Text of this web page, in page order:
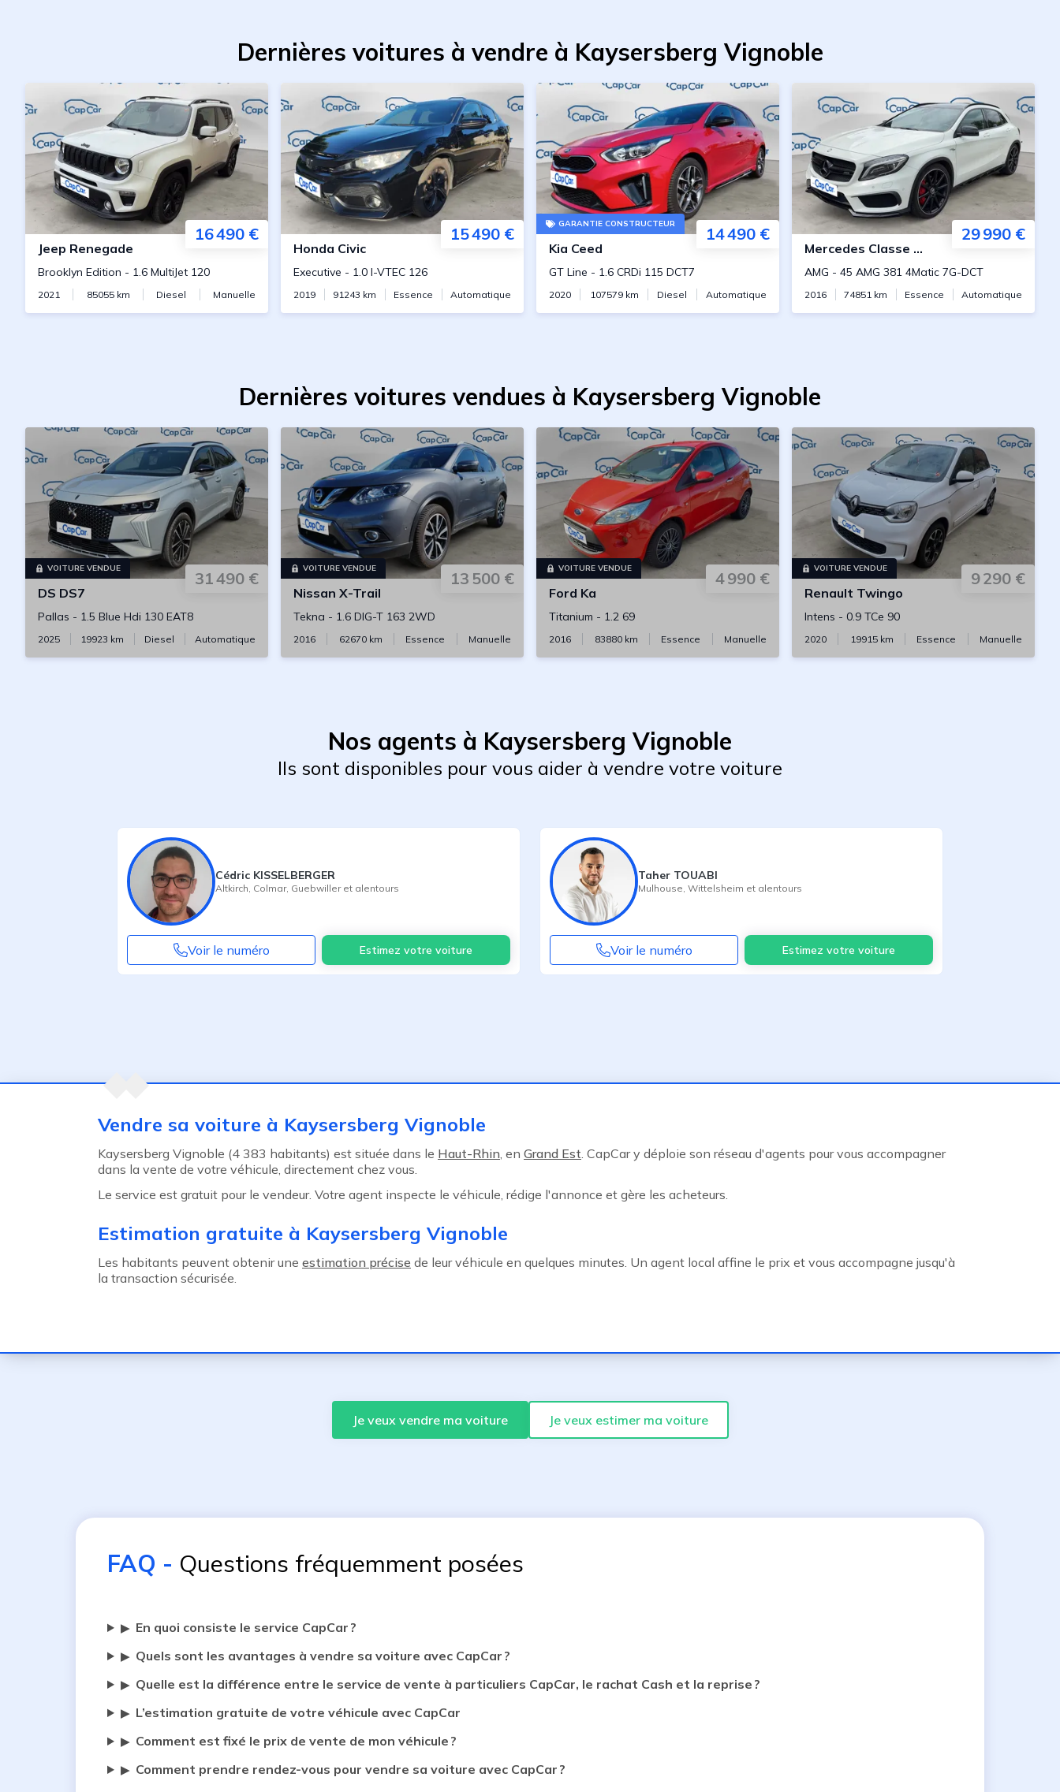
Dernières voitures à vendre à Kaysersberg Vignoble
16 490 €
Jeep Renegade
Brooklyn Edition - 1.6 MultiJet 120
2021 85055km Diesel Manuelle
15 490 €
Honda Civic
Executive - 1.0 I-VTEC 126
2019 91243 km Essence Automatique
GARANTIE CONSTRUCTEUR
14 490 €
Kia Ceed
GT Line - 1.6 CRDi 115 DCT7
2020 107579km Diesel Automatique
29 990 €
Mercedes Classe GLA AMG
AMG - 45 AMG 381 4Matic 7G-DCT
2016 74851 km Essence Automatique
Dernières voitures vendues à Kaysersberg Vignoble
VOITURE VENDUE
31 490 €
DS DS7
Pallas - 1.5 Blue Hdi 130 EAT8
2025 19923 km Diesel Automatique
VOITURE VENDUE
13 500 €
Nissan X-Trail
Tekna - 1.6 DIG-T 163 2WD
2016 62670km Essence Manuelle
VOITURE VENDUE
4 990 €
Ford Ka
Titanium - 1.2 69
2016 83880km Essence Manuelle
VOITURE VENDUE
9 290 €
Renault Twingo
Intens - 0.9 TCe 90
2020 19915km Essence Manuelle
Nos agents à Kaysersberg Vignoble
Ils sont disponibles pour vous aider à vendre votre voiture
Cédric KISSELBERGER
Altkirch Colmar, Guebwilleret alentours
Voir le numéro Estimez votre voiture
Taher TOUABI
Mulhouse Wittelsheim et alentours
Voir le numéro Estimez votre voiture
Agent précédentVendre sa voiture à Kaysersberg Vignoble
Kaysersberg Vignoble (4 383 habitants) est située dans le Haut-Rhin, en Grand Est. CapCar y déploie son réseau d'agents pour vous accompagner
dans la vente de votre véhicule, directement chez vous.
Le service est gratuit pour le vendeur. Votre agent inspecte le véhicule, rédige l'annonce et gère les acheteurs.
Estimation gratuite à Kaysersberg Vignoble
Les habitants peuvent obtenir une estimation précise de leur véhicule en quelques minutes. Un agent local affine le prix et vous accompagne jusqu'à
la transaction sécurisée.
Je veux vendre ma voiture Je veux estimer ma voiture
FAQ - Questions fréquemment posées
▶ En quoi consiste le service CapCar ?
▶ Quels sont les avantages à vendre sa voiture avec CapCar ?
▶ Quelle est la différence entre le service de vente à particuliers CapCar, le rachat Cash et la reprise ?
▶ L’estimation gratuite de votre véhicule avec CapCar
▶ Comment est fixé le prix de vente de mon véhicule ?
▶ Comment prendre rendez-vous pour vendre sa voiture avec CapCar ?